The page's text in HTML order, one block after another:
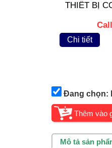
THIẾT BỊ
Call
Chi tiết
Đang chọn:
Mô tả sản